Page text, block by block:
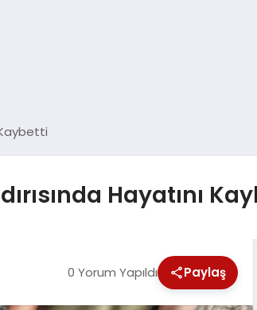
Hayatını
0 Yorum Yapıldı Paylaş